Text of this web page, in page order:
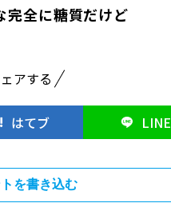
完全に糖質だけど
アする
はてブ LINE
を書き込む